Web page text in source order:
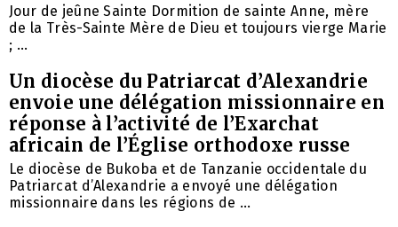
Jour de jeûne Sainte Dormition de sainte Anne, mère
de la Très-Sainte Mère de Dieu et toujours vierge Marie
; ...
Un diocèse du Patriarcat d’Alexandrie
envoie une délégation missionnaire en
réponse à l’activité de l’Exarchat
africain de l’Église orthodoxe russe
Le diocèse de Bukoba et de Tanzanie occidentale du
Patriarcat d’Alexandrie a envoyé une délégation
missionnaire dans les régions de ...